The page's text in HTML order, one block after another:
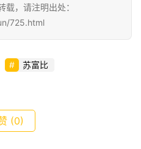
，请注明出处：
725.html
苏富比
(0)